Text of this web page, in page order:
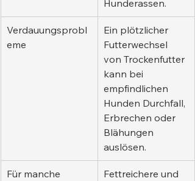
Hunderassen.
Verdauungsprobl
eme
Ein plötzlicher
Futterwechsel
von Trockenfutter
kann bei
empfindlichen
Hunden Durchfall,
Erbrechen oder
Blähungen
auslösen.
Für manche
Fettreichere und